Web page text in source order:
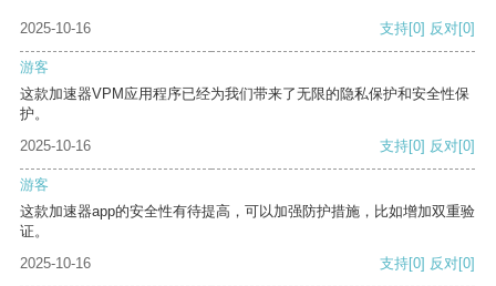
2025-10-16 支持[0] 反对[0]
游客
这款加速器VPM应用程序已经为我们带来了无限的隐私保护和安全性保
护。
2025-10-16
支持[0] 反对[0]
游客
这款加速器app的安全性有待提高，可以加强防护措施，比如增加双重验
证。
2025-10-16
支持[0] 反对[0]